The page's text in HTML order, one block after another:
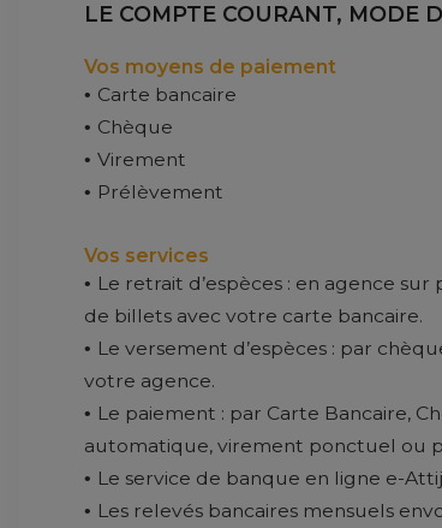
LE COMPTE COURANT, MODE
Vos moyens de paiement
Carte bancaire
Chèque
Virement
Prélèvement
Vos services
Le retrait d’espèces : en agence
de billets avec votre carte bancaire.
Le versement d’espèces : par
votre agence.
Le paiement : par Carte Bancaire,
automatique, virement ponctuel ou
Le service de banque en ligne e-
Les relevés bancaires mensuels